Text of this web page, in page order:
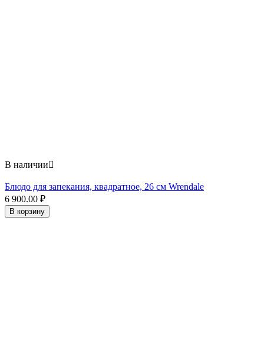
В наличии
Блюдо для запекания, квадратное, 26 см Wrendale
6 900.00 ₽
В корзину